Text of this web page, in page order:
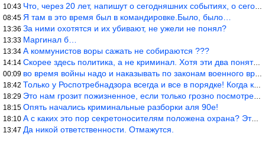
10:43 Что, через 20 лет, напишут о сегодняшних событиях, о сегодняшней
08:45 Я там в это время был в командировке.Было, было…
13:36 За ними охотятся и их убивают, не ужели не понял?
13:33 Маргинал б…
13:34 А коммунистов воры сажать не собираются ???
14:14 Скорее здесь политика, а не криминал. Хотя эти два понятия начин
00:09 во время войны надо и наказывать по законам военного времени, а
18:42 Только у Роспотребнадзора всегда и все в порядке! Когда касается
18:29 Это нам грозит пожизненное, если только грозно посмотреть в их с
18:15 Опять начались криминальные разборки аля 90е!
18:10 А с каких это пор секретоносителям положена охрана? Это его зада
13:47 Да никой ответственности. Отмажутся.